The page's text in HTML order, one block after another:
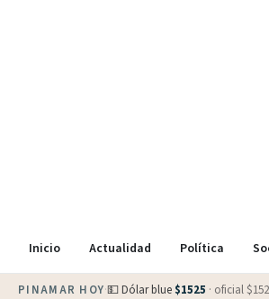
Inicio Actualidad Política
PINAMAR HOY·💵 Dólar blue $1525 · oficial $